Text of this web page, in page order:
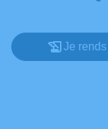
Je